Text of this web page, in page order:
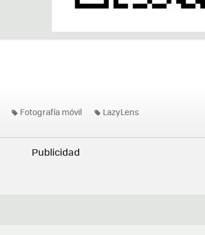
Fotografía móvil LazyLens